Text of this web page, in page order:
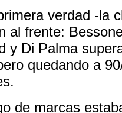
verdad -la
al frente:
y Di Palma
quedando a
de marcas